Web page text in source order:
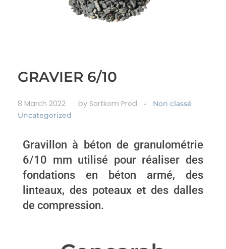
GRAVIER 6/10
8 March 2022 by Sortkom Prod
Non classé
Uncategorized
Gravillon à béton de granulométrie
6/10 mm utilisé pour réaliser des
fondations en béton armé, des
linteaux, des poteaux et des dalles
de compression.